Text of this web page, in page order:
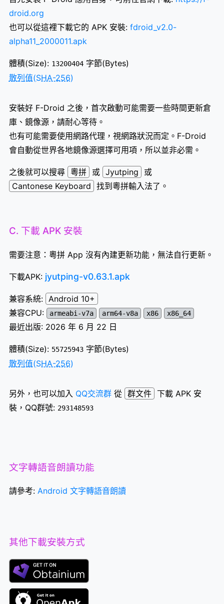
droid.org
也可以從這裡下載它的 APK 安裝: fdroid_v2.0-
alpha11_2000011.apk
體積(Size): 13200404字節(Bytes)
散列值(SHA-256)
安裝好 F-Droid 之後，首次啟動可能需要一些時間更新倉
庫、鏡像源，請耐心等待。
也有可能需要使用網路代理，視網路狀況而定。F-Droid
會自動從世界各地鏡像源選擇可用項，所以並非必需。
之後就可以搜尋 粵拼 或 Jyutping
或
Cantonese Keyboard 找到粵拼輸入法了。
C. 下載 APK 安裝
需要注意：粵拼 App 沒有內建更新功能，無法自行更新。
下載APK: jyutping-v0.63.1.apk
兼容系統: Android 10+
兼容CPU:
armeabi-v7a arm64-v8a x86 x86_64
最近出版: 2026 年 6 月 22 日
體積(Size): 55725943字節(Bytes)
散列值(SHA-256)
另外，也可以加入 QQ交流群從 群文件 下載 APK 安
裝，QQ群號: 293148593
文字轉語音朗讀功能
請參考: Android 文字轉語音朗讀
其他下載安裝方式